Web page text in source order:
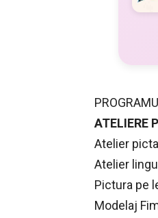
ATELIERE
Atelier
Atelier
Pictura pe
Modelaj